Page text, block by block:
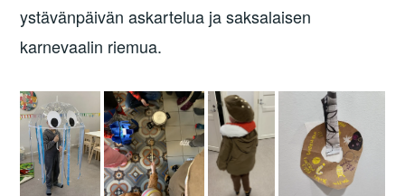
ystävänpäivän askartelua ja saksalaisen
karnevaalin riemua.